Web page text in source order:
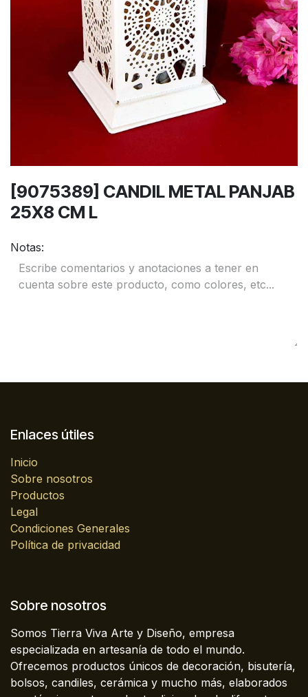
[9075389] CANDIL METAL PANJAB
25X8 CM L
Notas:
Enlaces útiles
Inicio
Sobre nosotros
Productos
Legal
Condiciones Generales
Política de privacidad
Sobre nosotros
Somos Tierra Viva Arte y Diseño, empresa
especializada en artesanía de todo el mundo.
Ofrecemos productos únicos de decoración, bisutería,
bolsos, candiles, cerámica y mucho más, elaborados